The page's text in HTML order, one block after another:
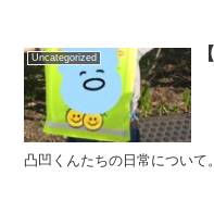
Uncategorized
凸凹くんたちの日常について。